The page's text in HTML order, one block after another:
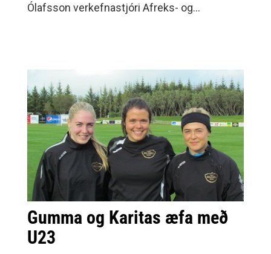
Ólafsson verkefnastjóri Afreks- og
Gumma og Karitas æfa með
U23